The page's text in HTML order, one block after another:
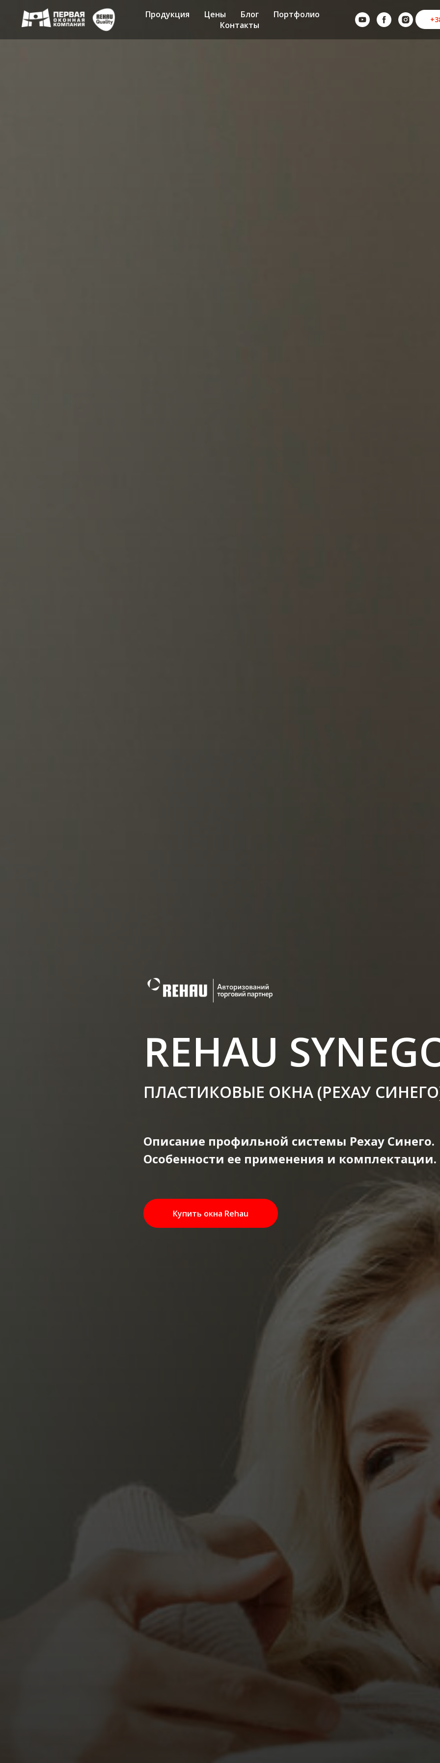
Продукция Цены Блог
Портфолио
Контакты
REHAU
ПЛАСТИКОВЫЕ ОКНА (РЕХАУ
Описание профильной системы Рехау Синего.
Особенности ее применения и комплектации.
Купить окна Rehau